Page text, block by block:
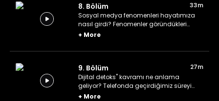
8. Bölüm
33m
Sosyal medya fenomenleri hayatımıza
nasıl girdi? Fenomenler göründükleri
kadar uzman kimseler mi? Çocukları
yapılabilir?
+ More
9. Bölüm
27m
Dijital detoks" kavramı ne anlama
geliyor? Telefonda geçirdiğimiz süreyi
nasıl kontrol altına alabiliriz? İnternet
+ More